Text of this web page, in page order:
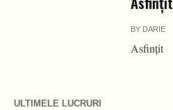
BY DARIE
Asfințit
ULTIMELE LUCRURI